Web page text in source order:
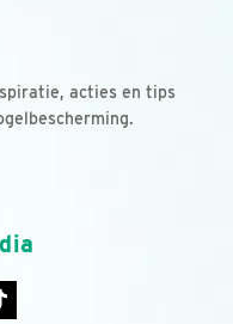
acties en tips